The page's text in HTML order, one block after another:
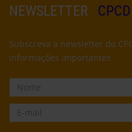
NEWSLETTER CPCD
Subscreva a newsletter do
informações importantes